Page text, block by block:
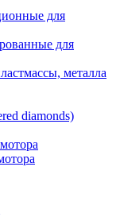
для
для
металла
diamonds)